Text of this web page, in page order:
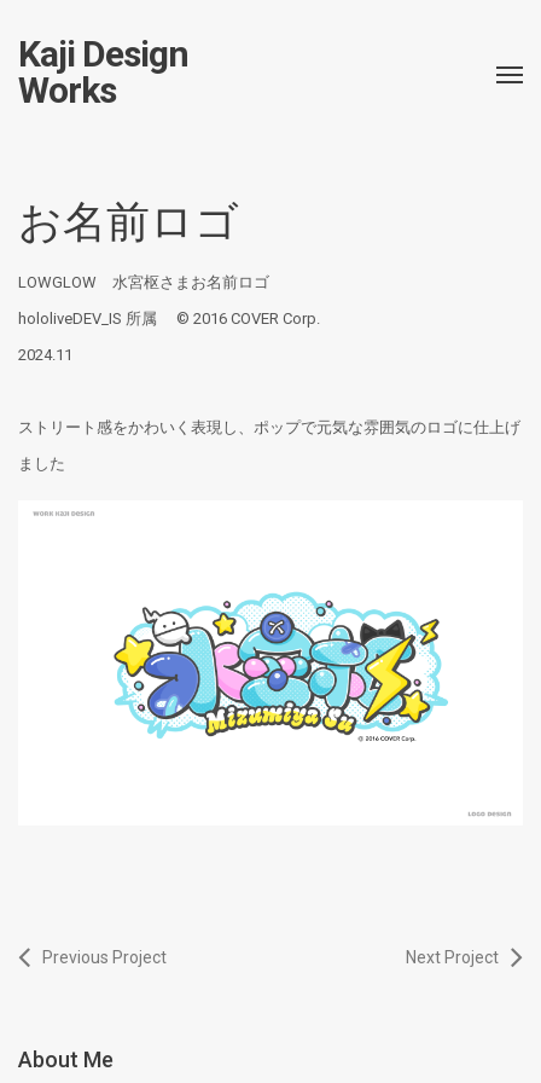
Kaji Design
Works
お名前ロゴ
LOWGLOW 水宮枢さまお名前ロゴ
hololiveDEV_IS 所属 © 2016 COVER Corp.
2024.11
ストリート感をかわいく表現し、ポップで元気な雰囲気のロゴに仕上げ
ました
Previous Project Next Project
About Me